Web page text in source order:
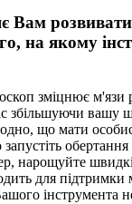
Вам
на якому
зміцнює м'язи
збільшуючи вашу
одно, що мати
обертання
нарощуйте
для підтримки
інструмента